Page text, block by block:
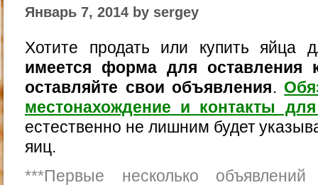
Январь 7, 2014 by sergey
Хотите продать или купить яйца
имеется форма для оставления
оставляйте свои объявления.
местонахождение и контакты
естественно не лишним будет
яиц.
***Первые несколько